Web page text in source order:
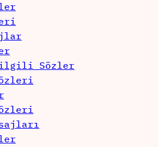
ilgili Sözler